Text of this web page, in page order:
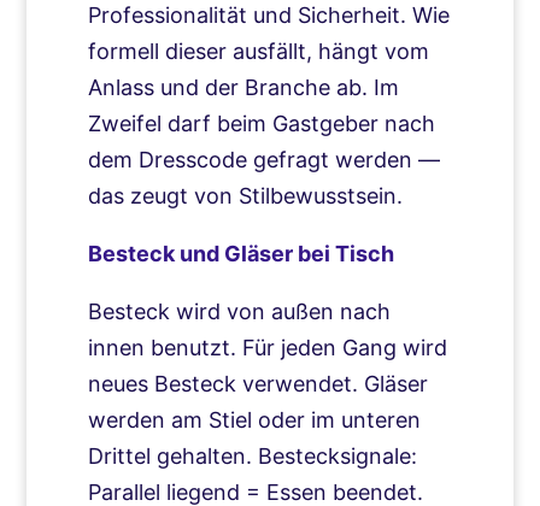
Professionalität und Sicherheit. Wie
formell dieser ausfällt, hängt vom
Anlass und der Branche ab. Im
Zweifel darf beim Gastgeber nach
dem Dresscode gefragt werden —
das zeugt von Stilbewusstsein.
Besteck und Gläser bei Tisch
Besteck wird von außen nach
innen benutzt. Für jeden Gang wird
neues Besteck verwendet. Gläser
werden am Stiel oder im unteren
Drittel gehalten. Bestecksignale:
Parallel liegend = Essen beendet.